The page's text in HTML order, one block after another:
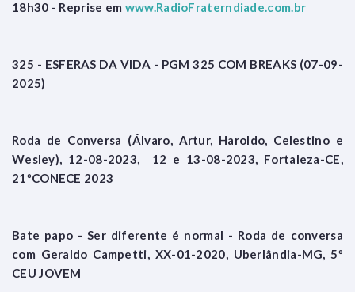
18h30 - Reprise em www.RadioFraterndiade.com.br
325 - ESFERAS DA VIDA - PGM 325 COM BREAKS (07-09-
2025)
Roda de Conversa (Álvaro, Artur, Haroldo, Celestino e
Wesley), 12-08-2023, 12 e 13-08-2023, Fortaleza-CE,
21ºCONECE 2023
Bate papo - Ser diferente é normal - Roda de conversa
com Geraldo Campetti, XX-01-2020, Uberlândia-MG, 5º
CEU JOVEM